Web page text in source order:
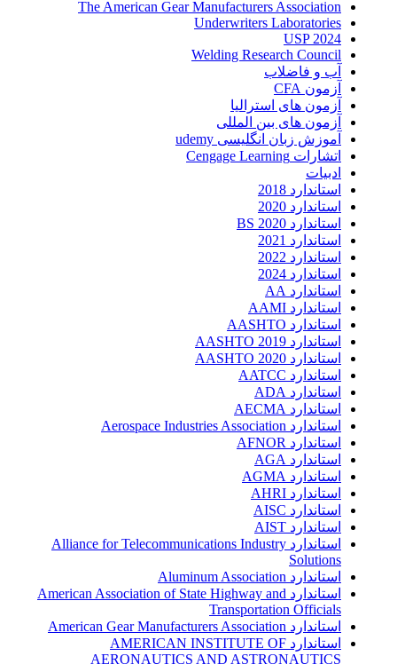
The American Gear Manufacturers Association
Underwriters Laboratories
USP 2024
Welding Research Council
آب و فاضلاب
آزمون CFA
آزمون های استرالیا
آزمون های بین المللی
آموزش زبان انگلیسی udemy
اتشارات Cengage Learning
ادبیات
استاندارد 2018
استاندارد 2020
استاندارد 2020 BS
استاندارد 2021
استاندارد 2022
استاندارد 2024
استاندارد AA
استاندارد AAMI
استاندارد AASHTO
استاندارد AASHTO 2019
استاندارد AASHTO 2020
استاندارد AATCC
استاندارد ADA
استاندارد AECMA
استاندارد Aerospace Industries Association
استاندارد AFNOR
استاندارد AGA
استاندارد AGMA
استاندارد AHRI
استاندارد AISC
استاندارد AIST
استاندارد Alliance for Telecommunications Industry
Solutions
استاندارد Aluminum Association
استاندارد American Association of State Highway and
Transportation Officials
استاندارد American Gear Manufacturers Association
استاندارد AMERICAN INSTITUTE OF
AERONAUTICS AND ASTRONAUTICS